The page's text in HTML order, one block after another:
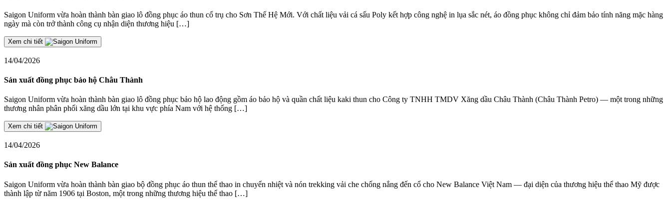
Saigon Uniform vừa hoàn thành bàn giao lô đồng phục áo thun cổ trụ cho Sơn Thế Hệ Mới. Với chất liệu vải cá sấu Poly kết hợp công nghệ in lụa sắc nét, áo đồng phục không chỉ đảm bảo tính năng mặc hàng
ngày mà còn trở thành công cụ nhận diện thương hiệu […]
Xem chi tiết
14/04/2026
Sản xuất đồng phục bảo hộ Châu Thành
Saigon Uniform vừa hoàn thành bàn giao lô đồng phục bảo hộ lao động gồm áo bảo hộ và quần chất liệu kaki thun cho Công ty TNHH TMDV Xăng dầu Châu Thành (Châu Thành Petro) — một trong những
thương nhân phân phối xăng dầu lớn tại khu vực phía Nam với hệ thống […]
Xem chi tiết
14/04/2026
Sản xuất đồng phục New Balance
Saigon Uniform vừa hoàn thành bàn giao bộ đồng phục áo thun thể thao in chuyển nhiệt và nón trekking vải che chống nắng đến cổ cho New Balance Việt Nam — đại diện của thương hiệu thể thao Mỹ được
thành lập từ năm 1906 tại Boston, một trong những thương hiệu thể thao […]